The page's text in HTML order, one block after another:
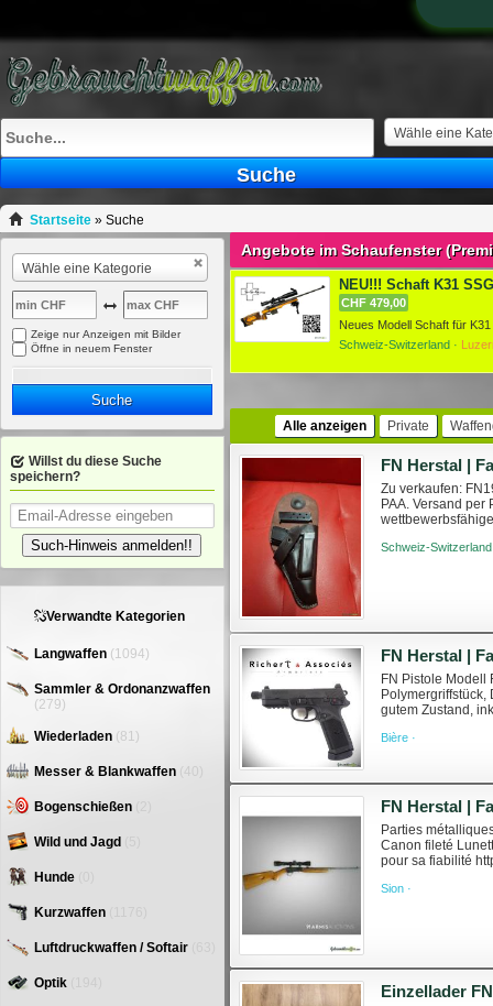
Wähle eine
Suche
Startseite» Suche
Angebote im Schaufenster
NEU!!! Schaft K31
CHF 479,00
Schweiz-Switzerland ·
Alle anzeigen Private
Zu verkaufen:
PAA. Versand
Schweiz-
FN Pistole Modell
Polymergriffstück,
gutem Zustand,
Bière ·
Parties
Canon fileté
pour sa fiabilité
Sion ·
Einzellader
Wähle eine Kategorie
Zeige nur Anzeigen mit Bilder
Öffne in neuem Fenster
Suche
Willst du diese Suche
speichern?
Such-Hinweis anmelden!!
Verwandte Kategorien
Langwaffen (1094)
Sammler & Ordonanzwaffen
(279)
Wiederladen (81)
Messer & Blankwaffen (40)
Bogenschießen
Wild und Jagd
Hunde
Kurzwaffen
Luftdruckwaffen / Softair
Optik